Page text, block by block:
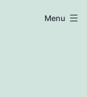
Menu